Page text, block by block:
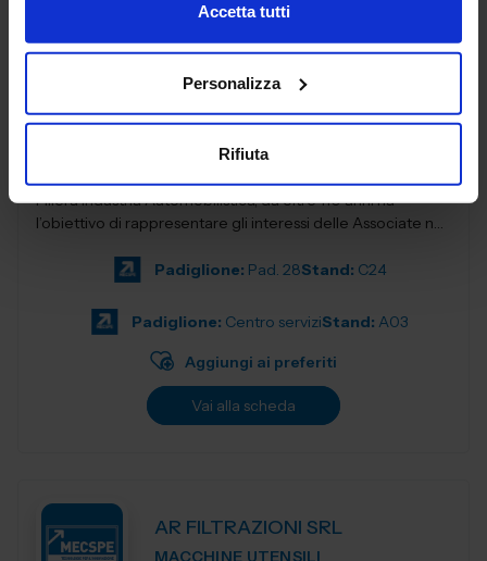
Accetta tutti
Personalizza
Rifiuta
ELETTRONICA ITALIA
Filiera Industria Automobilistica, da oltre 110 anni ha
l’obiettivo di rappresentare gli interessi delle Associate nei
Padiglione: Pad. 28Stand: C24
Padiglione: Centro serviziStand: A03
Aggiungi ai preferiti
Vai alla scheda
AR FILTRAZIONI SRL
MACCHINE UTENSILI